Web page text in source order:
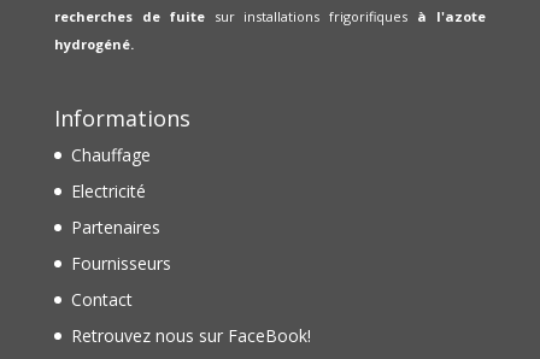
recherches de fuite sur installations frigorifiques à l'azote
hydrogéné.
Informations
Chauffage
Electricité
Partenaires
Fournisseurs
Contact
Retrouvez nous sur FaceBook!